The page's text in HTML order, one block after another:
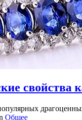
свойства
Общее